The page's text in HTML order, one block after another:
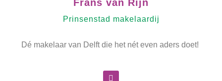
Frans van Rijn
Prinsenstad makelaardij
Dé makelaar van Delft die het nét even aders doet!